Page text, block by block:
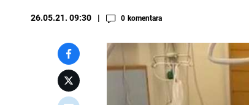
26.05.21. 09:30 0 komentara